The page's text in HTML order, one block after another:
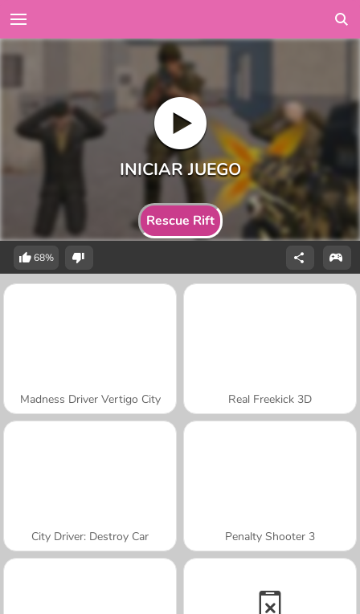
Rescue Rift
68%
Madness Driver Vertigo City Real Freekick 3D
City Driver: Destroy Car Penalty Shooter 3